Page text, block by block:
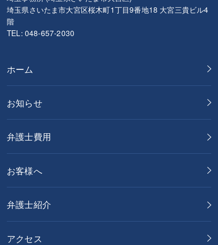
埼玉県さいたま市大宮区桜木町1丁目9番地18 大宮三貴ビル4
階
TEL: 048-657-2030
ホーム
お知らせ
弁護士費用
お客様へ
弁護士紹介
アクセス